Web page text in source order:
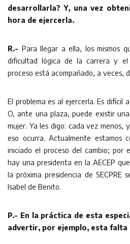
desarrollarla? Y, una vez
hora de ejercerla.
R.- Para llegar a ella, los mismos
dificultad lógica de la carrera y
proceso está acompañado, a veces,
El problema es al ejercerla. Es difícil
O, ante una plaza, puede existir
mujer. Ya les digo: cada vez menos,
eso ocurra. Actualmente estamos
iniciado el proceso del cambio; por
hay una presidenta en la AECEP
la próxima presidencia de SECPRE
Isabel de Benito.
P.- En la práctica de esta
advertir, por ejemplo, esta falta